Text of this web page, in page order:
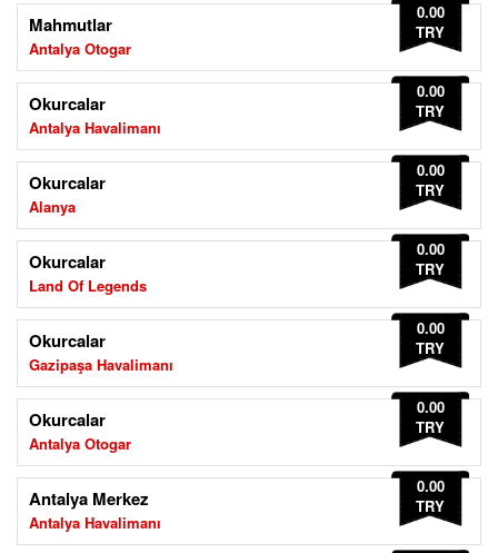
Mahmutlar
Antalya Otogar
0.00
TRY
Okurcalar
Antalya Havalimanı
0.00
TRY
Okurcalar
Alanya
0.00
TRY
Okurcalar
Land Of Legends
0.00
TRY
Okurcalar
Gazipaşa Havalimanı
0.00
TRY
Okurcalar
Antalya Otogar
0.00
TRY
Antalya Merkez
Antalya Havalimanı
0.00
TRY